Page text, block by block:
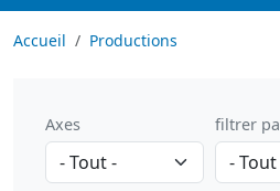
Accueil Productions
Axes filtrer